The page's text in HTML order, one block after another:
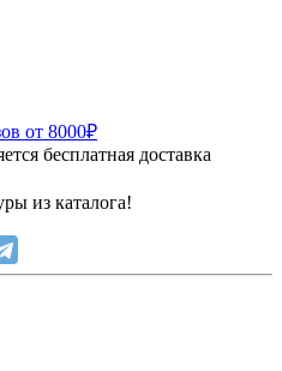
от 8000₽
бесплатная доставка
из каталога!